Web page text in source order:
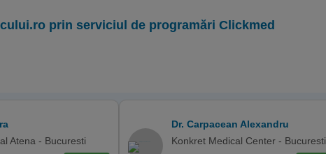
prin serviciul de programări Clickmed
Atena - Bucuresti
Dr. Carpacean Alexandru
Konkret Medical Center - Bucuresti